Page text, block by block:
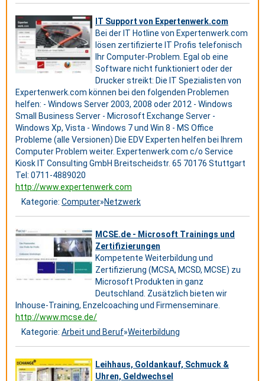
IT Support von Expertenwerk.com
Bei der IT Hotline von Expertenwerk.com
lösen zertifizierte IT Profis telefonisch
Ihr Computer-Problem. Egal ob eine
Software nicht funktioniert oder der
Drucker streikt: Die IT Spezialisten von
Expertenwerk.com können bei den folgenden Problemen
helfen: - Windows Server 2003, 2008 oder 2012 - Windows
Small Business Server - Microsoft Exchange Server -
Windows Xp, Vista - Windows 7 und Win 8 - MS Office
Probleme (alle Versionen) Die EDV Experten helfen bei Ihrem
Computer Problem weiter. Expertenwerk.com c/o Service
Kiosk IT Consulting GmbH Breitscheidstr. 65 70176 Stuttgart
Tel: 0711-4889020
http://www.expertenwerk.com
Kategorie: Computer»Netzwerk
MCSE.de - Microsoft Trainings und
Zertifizierungen
Kompetente Weiterbildung und
Zertifizierung (MCSA, MCSD, MCSE) zu
Microsoft Produkten in ganz
Deutschland. Zusätzlich bieten wir
Inhouse-Training, Enzelcoaching und Firmenseminare.
http://www.mcse.de/
Kategorie: Arbeit und Beruf»Weiterbildung
Leihhaus, Goldankauf, Schmuck &
Uhren, Geldwechsel